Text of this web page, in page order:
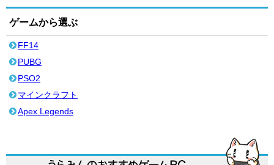
ゲームから選ぶ
FF14
PUBG
PSO2
マインクラフト
Apex Legends